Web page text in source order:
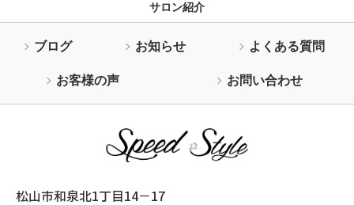
サロン紹介
ブログ お知らせ よくある質問
お客様の声 お問い合わせ
松山市和泉北1丁目14－17